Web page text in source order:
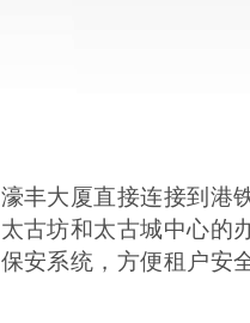
濠丰大厦直接连接到港
太古坊和太古城中心的
保安系统，方便租户安